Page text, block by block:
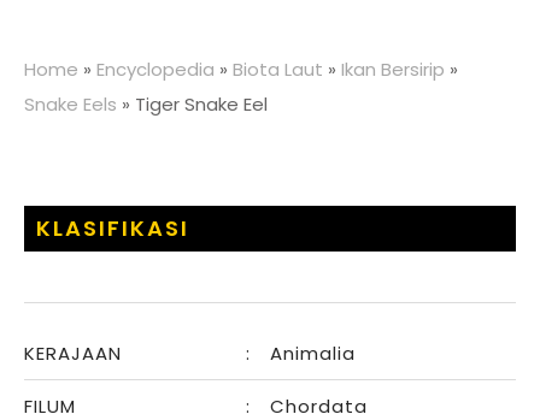
Home » Encyclopedia » Biota Laut » Ikan Bersirip »
Snake Eels » Tiger Snake Eel
KLASIFIKASI
KERAJAAN : Animalia
FILUM : Chordata